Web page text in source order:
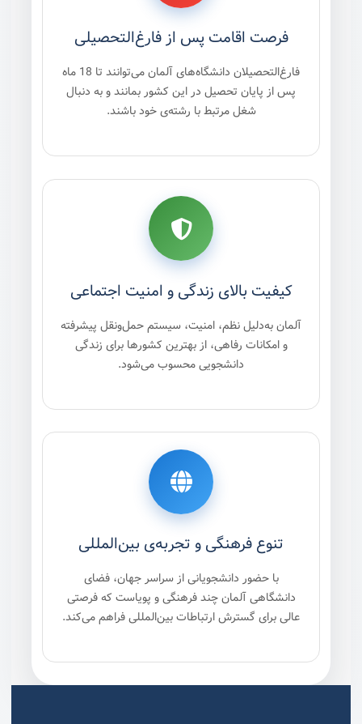
فرصت اقامت پس از فارغ‌التحصیلی
فارغ‌التحصیلان دانشگاه‌های آلمان می‌توانند تا 18 ماه
پس از پایان تحصیل در این کشور بمانند و به دنبال
شغل مرتبط با رشته‌ی خود باشند.
کیفیت بالای زندگی و امنیت اجتماعی
آلمان به‌دلیل نظم، امنیت، سیستم حمل‌ونقل پیشرفته
و امکانات رفاهی، از بهترین کشورها برای زندگی
دانشجویی محسوب می‌شود.
تنوع فرهنگی و تجربه‌ی بین‌المللی
با حضور دانشجویانی از سراسر جهان، فضای
دانشگاهی آلمان چند فرهنگی و پویاست که فرصتی
عالی برای گسترش ارتباطات بین‌المللی فراهم می‌کند.